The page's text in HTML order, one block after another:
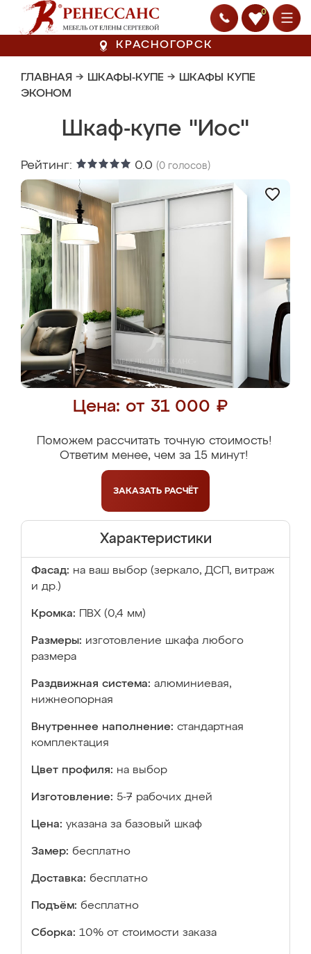
0
КРАСНОГОРСК
ГЛАВНАЯ → ШКАФЫ-КУПЕ → ШКАФЫ КУПЕ
ЭКОНОМ
Шкаф-купе "Иос"
Рейтинг: 0.0 (0 голосов)
Цена: от 31 000 ₽
Поможем рассчитать точную стоимость!
Ответим менее, чем за 15 минут!
ЗАКАЗАТЬ РАСЧЁТ
Характеристики
Фасад: на ваш выбор (зеркало, ДСП, витраж
и др.)
Кромка: ПВХ (0,4 мм)
Размеры: изготовление шкафа любого
размера
Раздвижная система: алюминиевая,
нижнеопорная
Внутреннее наполнение: стандартная
комплектация
Цвет профиля: на выбор
Изготовление: 5-7 рабочих дней
Цена: указана за базовый шкаф
Замер: бесплатно
Доставка: бесплатно
Подъём: бесплатно
Сборка: 10% от стоимости заказа